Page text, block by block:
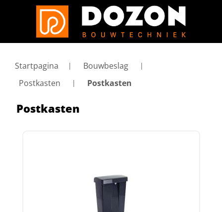
Startpagina
Bouwbeslag
Postkasten
Postkasten
Postkasten